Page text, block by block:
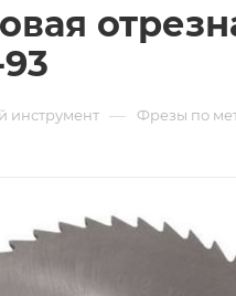
инструмент — Фрезы по